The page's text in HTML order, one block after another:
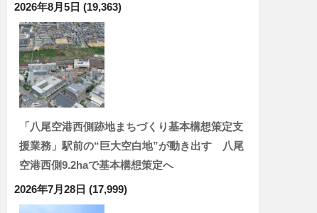
2026年8月5日 (19,363)
「八尾空港西側跡地まちづくり基本構想策定支
援業務」駅前の“巨大空白地”が動き出す 八尾
空港西側9.2haで基本構想策定へ
2026年7月28日 (17,999)